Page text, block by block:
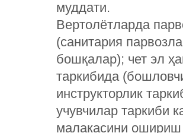
муддати.
Вертолётларда
(санитария
бошқалар); чет эл
таркибида
инструкторлик
учувчилар таркиби
малакасини ошириш